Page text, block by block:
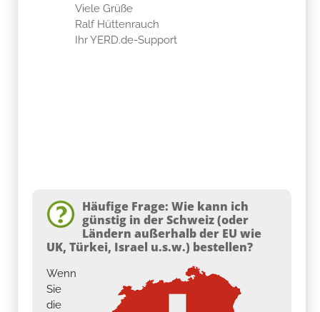
Viele Grüße
Ralf Hüttenrauch
Ihr YERD.de-Support
Häufige Frage: Wie kann ich
günstig in der Schweiz (oder
Ländern außerhalb der EU wie
UK, Türkei, Israel u.s.w.) bestellen?
Wenn
Sie
die